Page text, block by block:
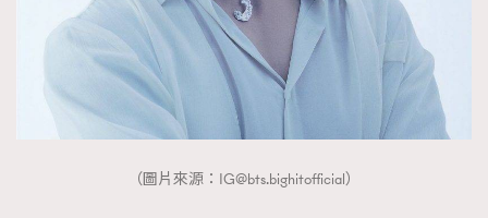
（圖片來源： IG@bts.bighitofficial）